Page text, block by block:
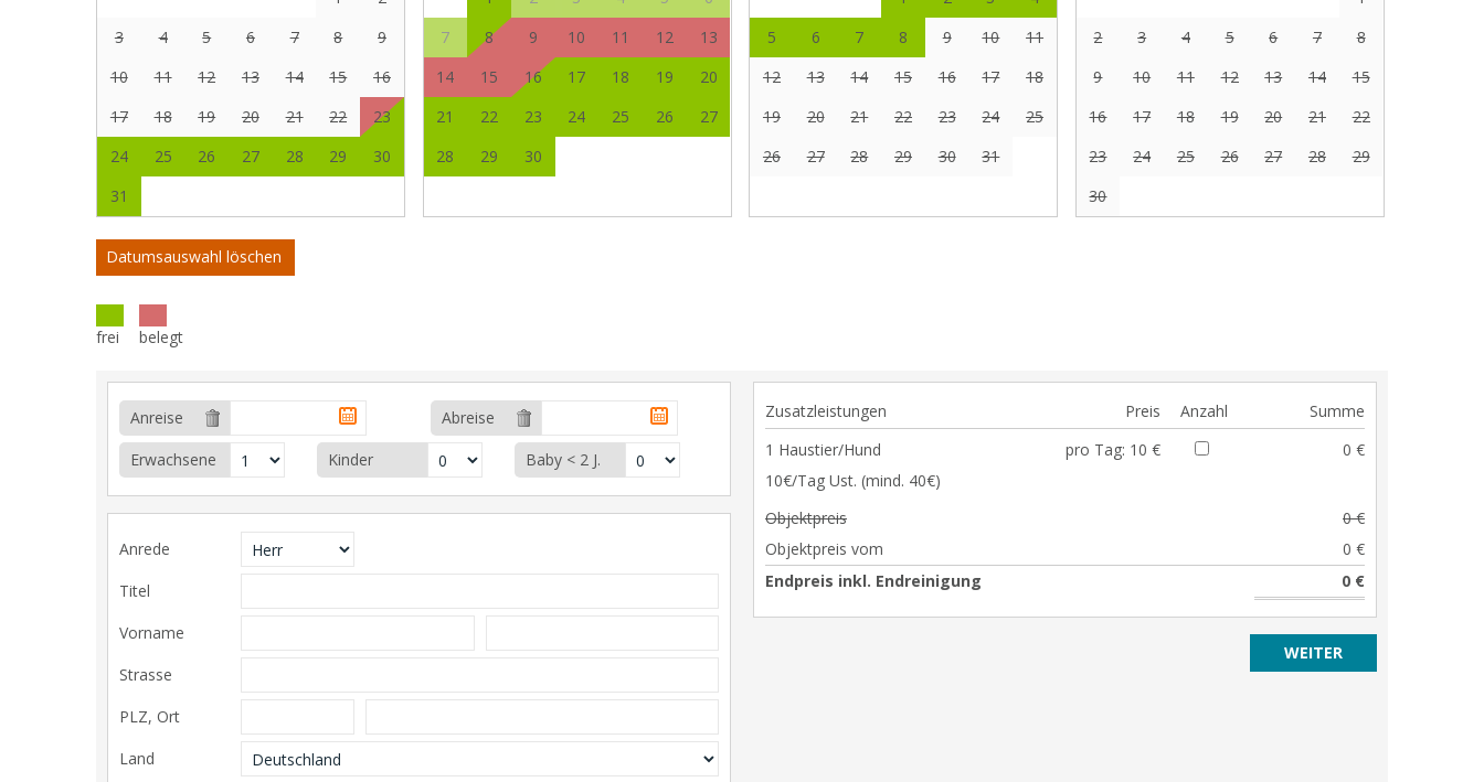
3
4 5 6 7 8
9
10
11 12 13 14 15
16
17
18 19 20 21 22
23
24
25 26 27 28 29
30
31
7
8 9 10 11 12
13
14
15 16 17 18 19
20
21
22 23 24 25 26
27
28
29 30
5
6 7 8 9 10
11
12
13 14 15 16 17
18
19
20 21 22 23 24
25
26
27 28 29 30 31
2
3 4 5 6 7
8
9
10 11 12 13 14
15
16
17 18 19 20 21
22
23
24 25 26 27 28
29
30
Datumsauswahl löschen
frei belegt
Anreise
Abreise
Erwachsene
Kinder Baby < 2 J.
Anrede
Titel
Vorname
Strasse
PLZ, Ort
Land
Zusatzleistungen Preis Anzahl
Summe
1 Haustier/Hund
10€/Tag Ust. (mind. 40€)
pro Tag: 10 € 0 €
Objektpreis
0 €
Objektpreis vom
0 €
Endpreis inkl. Endreinigung
0 €